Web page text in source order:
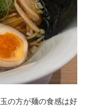
の方が麺の食感は好